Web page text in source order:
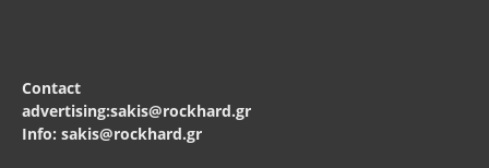
Contact
advertising:sakis@rockhard.gr
Info: sakis@rockhard.gr